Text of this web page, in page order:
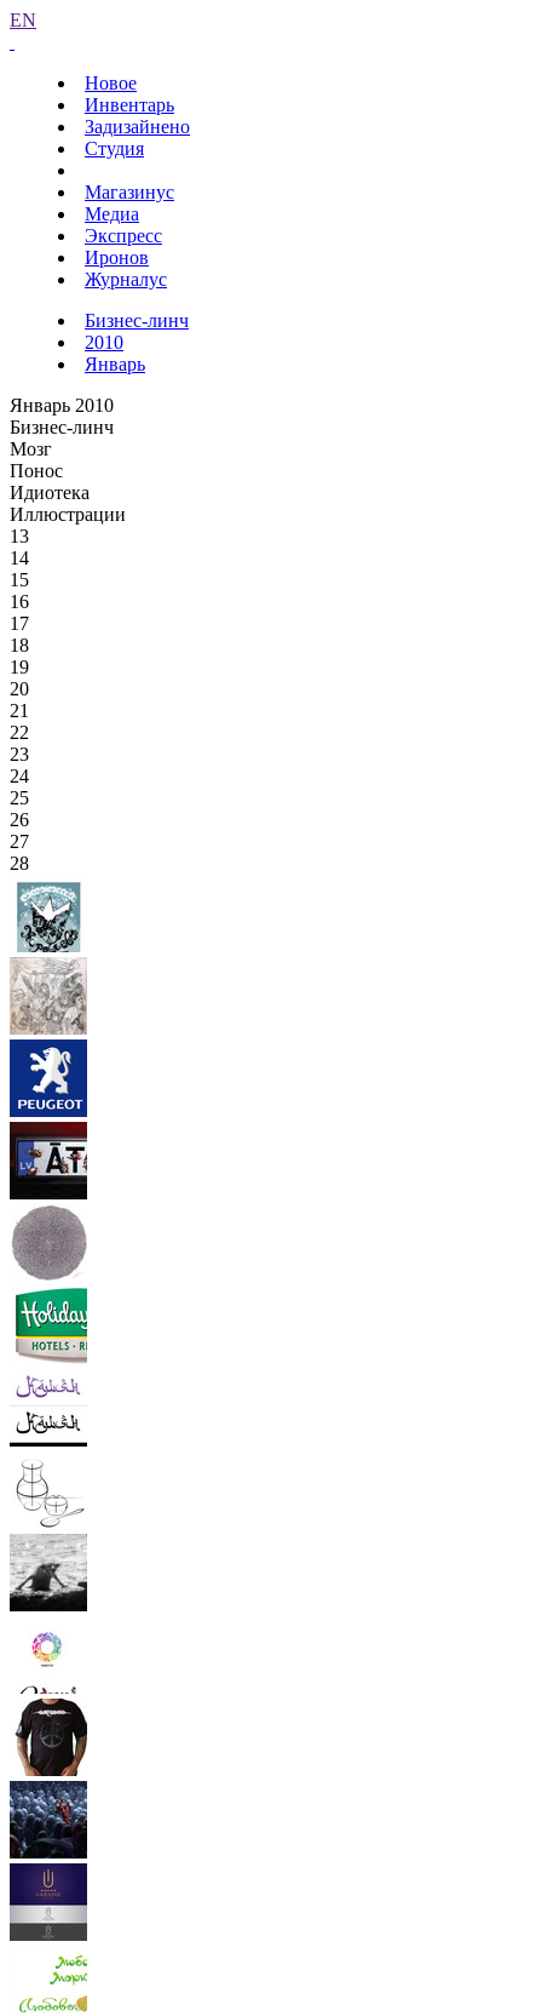
EN
Новое
Инвентарь
Задизайнено
Студия
Магазинус
Медиа
Экспресс
Иронов
Журналус
Бизнес-линч
2010
Январь
Январь 2010
Бизнес-линч
Мозг
Понос
Идиотека
Иллюстрации
13
14
15
16
17
18
19
20
21
22
23
24
25
26
27
28